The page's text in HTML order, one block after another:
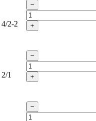
4/2-2
−
+
2/1
−
+
−